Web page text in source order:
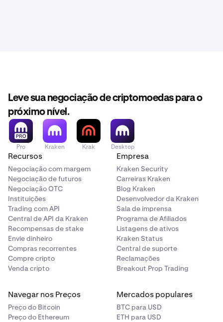
Leve sua negociação de criptomoedas para o
próximo nível.
Pro Kraken Krak Desktop
Recursos
Negociação com margem
Negociação de futuros
Negociação OTC
Instituições
Trading com API
Central de API da Kraken
Recompensas de stake
Envie dinheiro
Compras recorrentes
Compre cripto
Venda cripto
Empresa
Kraken Security
Carreiras Kraken
Blog Kraken
Desenvolvedor da Kraken
Sala de imprensa
Programa de Afiliados
Listagens de ativos
Kraken Status
Central de suporte
Reclamações
Breakout Prop Trading
Navegar nos Preços
Preço do Bitcoin
Preço do Ethereum
Mercados populares
BTC para USD
ETH para USD